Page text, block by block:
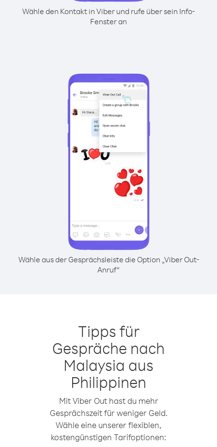
Wähle den Kontakt in Viber und rufe über sein Info-
Fenster an
Wähle aus der Gesprächsleiste die Option „Viber Out-
Anruf“
Tipps für
Gespräche nach
Malaysia aus
Philippinen
Mit Viber Out hast du mehr
Gesprächszeit für weniger Geld.
Wähle eine unserer flexiblen,
kostengünstigen Tarifoptionen: